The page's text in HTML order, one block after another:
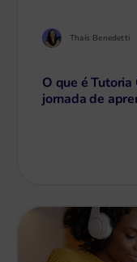
Thaís Benedetti
O que é
jornada de